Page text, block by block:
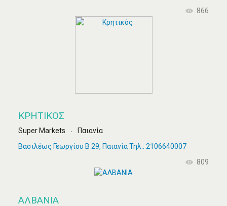
866
ΚΡΗΤΙΚΌΣ
Super Markets
Παιανία
Βασιλέως Γεωργίου Β 29, Παιανία Τηλ.: 2106640007
809
ΑΛΒΑΝΙΑ